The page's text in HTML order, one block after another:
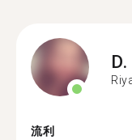
D.
流利